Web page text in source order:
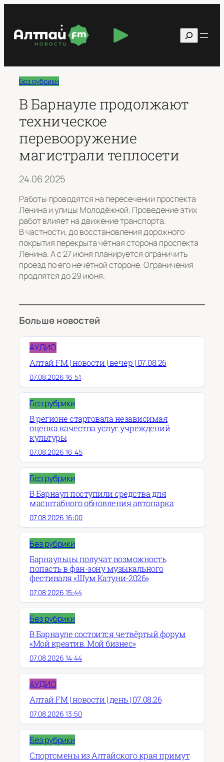
содержимому
Поиск
Без рубрики
В Барнауле продолжают
техническое
перевооружение
магистрали теплосети
24.06.2025
Работы проводятся на пересечении проспекта
Ленина и улицы Молодёжной. Проведение этих
работ влияет на движение транспорта.
В частности, до восстановления дорожного
покрытия перекрыта чётная сторона проспекта
Ленина. А с 27 июня планируется ограничить
проезд по его нечётной стороне. Ограничения
продлятся до 29 июня.
Больше новостей
АУДИО
Алтай FM | новости | вечер | 07.08.26
07.08.2026 16:51
Без рубрики
В регионе стартовала независимая
оценка качества услуг учреждений
культуры
07.08.2026 16:45
Без рубрики
В Барнаул поступили средства для
масштабного обновления автопарка
07.08.2026 16:00
Без рубрики
Барнаульцы получат возможность
попасть в фан-зону музыкального
фестиваля «Шум Катуни-2026»
07.08.2026 15:44
Без рубрики
В Барнауле состоится четвёртый форум
«Мой креатив. Мой бизнес»
07.08.2026 14:44
АУДИО
Алтай FM | новости | день | 07.08.26
07.08.2026 13:50
Без рубрики
Спортсмены из Алтайского края примут